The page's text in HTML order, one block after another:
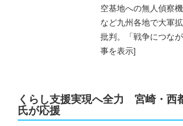
空基地への無人偵察
など九州各地で大軍
批判。「戦争につな
事を表示]
くらし支援実現へ全力 宮崎・
氏が応援